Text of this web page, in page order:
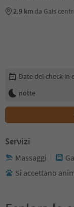
2.9 km da Gais
Modifica i dettagli
Date del check-in
notte
Servizi
Massaggi
Si accettano